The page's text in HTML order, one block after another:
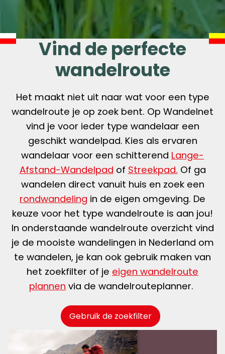
Vind de perfecte
wandelroute
Het maakt niet uit naar wat voor een type
wandelroute je op zoek bent. Op Wandelnet
vind je voor ieder type wandelaar een
geschikt wandelpad. Kies als ervaren
wandelaar voor een schitterend Lange-
Afstand-Wandelpad of Streekpad. Of ga
wandelen direct vanuit huis en zoek een
rondwandeling in de eigen omgeving. De
keuze voor het type wandelroute is aan jou!
In onderstaande wandelroute overzicht vind
je de mooiste wandelingen in Nederland om
te wandelen, je kan ook gebruik maken van
het zoekfilter of je eigen wandelroute
plannen via de wandelrouteplanner.
Gebruik de zoekfilter